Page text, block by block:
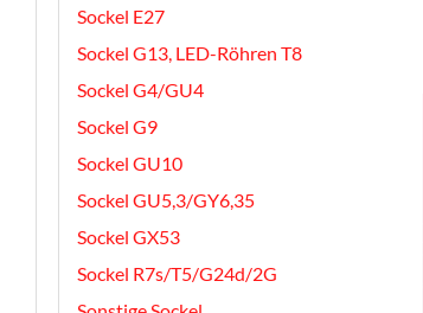
Sockel E27
Sockel G13, LED-Röhren T8
Sockel G4/GU4
Sockel G9
Sockel GU10
Sockel GU5,3/GY6,35
Sockel GX53
Sockel R7s/T5/G24d/2G